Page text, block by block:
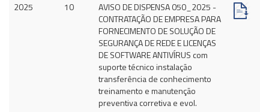
2025
10
AVISO DE DISPENSA 050_2025 -
CONTRATAÇÃO DE EMPRESA PARA
FORNECIMENTO DE SOLUÇÃO DE
SEGURANÇA DE REDE E LICENÇAS
DE SOFTWARE ANTIVÍRUS com
suporte técnico instalação
transferência de conhecimento
treinamento e manutenção
preventiva corretiva e evol.